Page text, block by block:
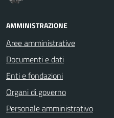
AMMINISTRAZIONE
Aree amministrative
Documenti e dati
Enti e fondazioni
Organi di governo
Personale amministrativo